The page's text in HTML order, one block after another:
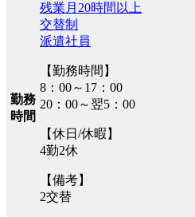
勤務
時間
残業月20時間以上
交替制
派遣社員
【勤務時間】
8：00～17：00
20：00～翌5：00
【休日/休暇】
4勤2休
【備考】
2交替